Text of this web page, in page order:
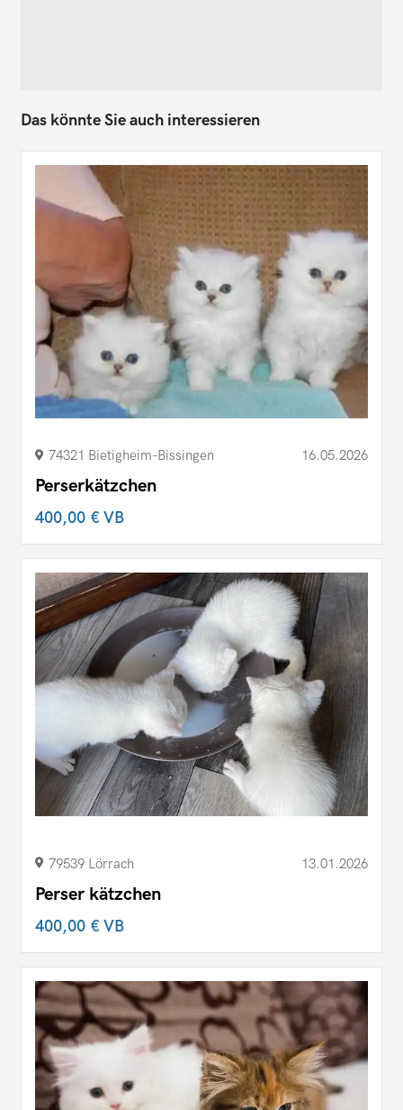
Das könnte Sie auch interessieren
74321 Bietigheim-Bissingen 16.05.2026
Perserkätzchen
400,00 €VB
79539 Lörrach 13.01.2026
Perser kätzchen
400,00 €VB